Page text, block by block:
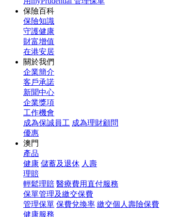
保險百科
保險知識
守護健康
財富增值
在港安居
關於我們
企業簡介
客戶承諾
新聞中心
企業獎項
工作機會
成為保誠員工 成為理財顧問
優惠
澳門
產品
健康 儲蓄及退休 人壽
理賠
輕鬆理賠 醫療費用直付服務
保單管理及繳交保費
管理保單 保費兌換率 繳交個人壽險保費
健康服務